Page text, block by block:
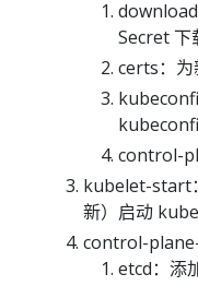
Secret 下
certs：为
control-
kubelet-start
新）启动
control-
etcd：添